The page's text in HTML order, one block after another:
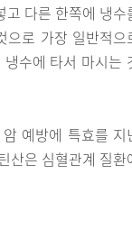
다른 한쪽에 냉수
로 가장 일반적으
수에 타서 마시는
예방에 특효를 지
산은 심혈관계 질환